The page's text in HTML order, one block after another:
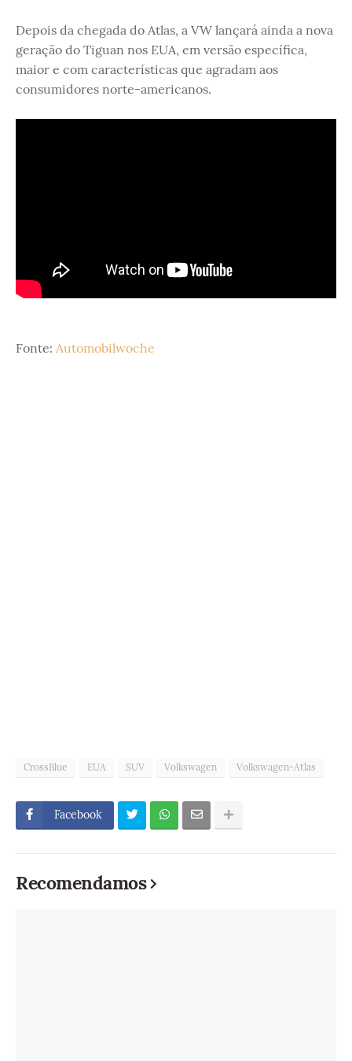
Depois da chegada do Atlas, a VW lançará ainda a nova
geração do Tiguan nos EUA, em versão específica,
maior e com características que agradam aos
consumidores norte-americanos.
Fonte: Automobilwoche
CrossBlue EUA SUV Volkswagen Volkswagen-Atlas
Facebook
Recomendamos